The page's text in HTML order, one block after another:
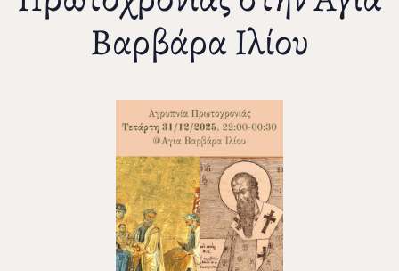
Βαρβάρα Ιλίου